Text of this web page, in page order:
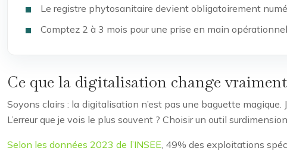
Le registre phytosanitaire devient obligatoirement
Comptez 2 à 3 mois pour une prise en main
Ce que la digitalisation change
Soyons clairs : la digitalisation n’est pas une baguette
L’erreur que je vois le plus souvent ? Choisir un outil
Selon les données 2023 de l’INSEE , 49% des exploitations